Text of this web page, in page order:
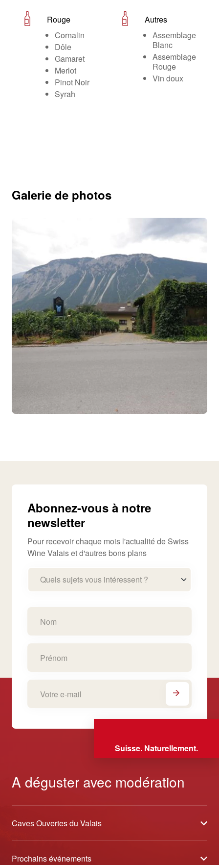
Rouge
Cornalin
Dôle
Gamaret
Merlot
Pinot Noir
Syrah
Autres
Assemblage
Blanc
Assemblage
Rouge
Vin doux
Galerie de photos
Abonnez-vous à notre
newsletter
Pour recevoir chaque mois l'actualité de Swiss
Wine Valais et d'autres bons plans
Quels sujets vous intéressent ?
Suisse. Naturellement.
A déguster avec modération
Caves Ouvertes du Valais
À propos
Partenaires
Prochains événements